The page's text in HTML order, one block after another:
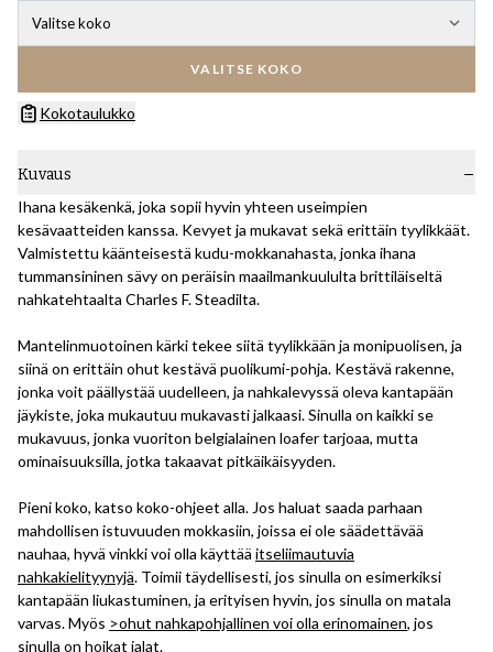
Valitse koko
VALITSE KOKO
Kokotaulukko
Kuvaus
Ihana kesäkenkä, joka sopii hyvin yhteen useimpien
kesävaatteiden kanssa. Kevyet ja mukavat sekä erittäin tyylikkäät.
Valmistettu käänteisestä kudu-mokkanahasta, jonka ihana
tummansininen sävy on peräisin maailmankuululta brittiläiseltä
nahkatehtaalta Charles F. Steadilta.
Mantelinmuotoinen kärki tekee siitä tyylikkään ja monipuolisen, ja
siinä on erittäin ohut kestävä puolikumi-pohja. Kestävä rakenne,
jonka voit päällystää uudelleen, ja nahkalevyssä oleva kantapään
jäykiste, joka mukautuu mukavasti jalkaasi. Sinulla on kaikki se
mukavuus, jonka vuoriton belgialainen loafer tarjoaa, mutta
ominaisuuksilla, jotka takaavat pitkäikäisyyden.
Pieni koko, katso koko-ohjeet alla. Jos haluat saada parhaan
mahdollisen istuvuuden mokkasiin, joissa ei ole säädettävää
nauhaa, hyvä vinkki voi olla käyttää itseliimautuvia
nahkakielityynyjä. Toimii täydellisesti, jos sinulla on esimerkiksi
kantapään liukastuminen, ja erityisen hyvin, jos sinulla on matala
varvas. Myös >ohut nahkapohjallinen voi olla erinomainen, jos
sinulla on hoikat jalat.